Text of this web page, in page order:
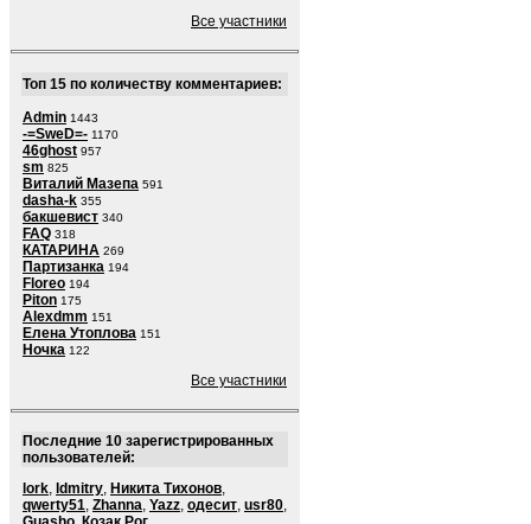
Все участники
Топ 15 по количеству комментариев:
Admin 1443
-=SweD=- 1170
46ghost 957
sm 825
Виталий Мазепа 591
dasha-k 355
бакшевист 340
FAQ 318
КАТАРИНА 269
Партизанка 194
Floreo 194
Piton 175
Alexdmm 151
Елена Утоплова 151
Ночка 122
Все участники
Последние 10 зарегистрированных
пользователей:
lork, ldmitry, Никита Тихонов,
qwerty51, Zhanna, Yazz, одесит, usr80,